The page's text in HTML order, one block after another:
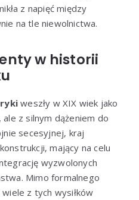
z napięć między
na tle niewolnictwa.
w historii
weszły w XIX wiek jako
z silnym dążeniem do
secesyjnej, kraj
mający na celu
wyzwolonych
Mimo formalnego
z tych wysiłków